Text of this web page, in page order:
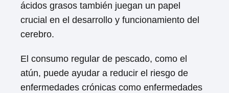
ácidos grasos también juegan un papel
crucial en el desarrollo y funcionamiento del
cerebro.
El consumo regular de pescado, como el
atún, puede ayudar a reducir el riesgo de
enfermedades crónicas como enfermedades